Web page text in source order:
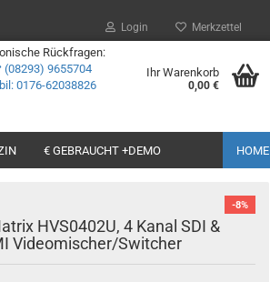
Login Merkzettel
Rückfragen:
(08293) 9655704
0176-62038826
Ihr Warenkorb
0,00 €
€ GEBRAUCHT +DEMO HOME
-8%
HVS0402U, 4 Kanal SDI &
Videomischer/Switcher